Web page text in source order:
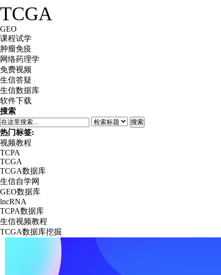
TCGA
GEO
课程试学
肿瘤免疫
网络药理学
免费视频
生信答疑
生信数据库
软件下载
搜索
搜索
热门标签:
视频教程
TCPA
TCGA
TCGA数据库
生信自学网
GEO数据库
lncRNA
TCPA数据库
生信视频教程
TCGA数据库挖掘